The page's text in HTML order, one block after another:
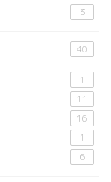
3
40
1
11
16
1
6